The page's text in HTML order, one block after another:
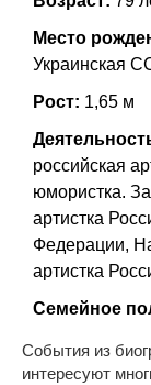
Место
Украинская
Рост: 1,65 м
российская
юмористка.
артистка
Федерации,
артистка
Семейное
События из
интересуют